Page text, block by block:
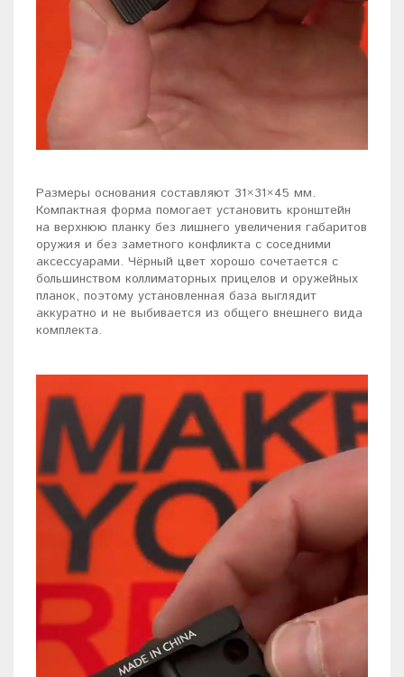
Размеры основания составляют 31×31×45 мм.
Компактная форма помогает установить кронштейн
на верхнюю планку без лишнего увеличения габаритов
оружия и без заметного конфликта с соседними
аксессуарами. Чёрный цвет хорошо сочетается с
большинством коллиматорных прицелов и оружейных
планок, поэтому установленная база выглядит
аккуратно и не выбивается из общего внешнего вида
комплекта.